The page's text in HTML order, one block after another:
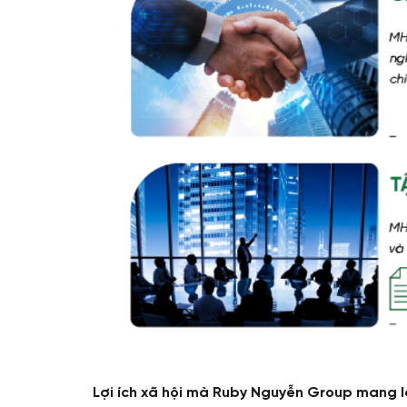
Lợi ích xã hội mà Ruby Nguyễn Group mang